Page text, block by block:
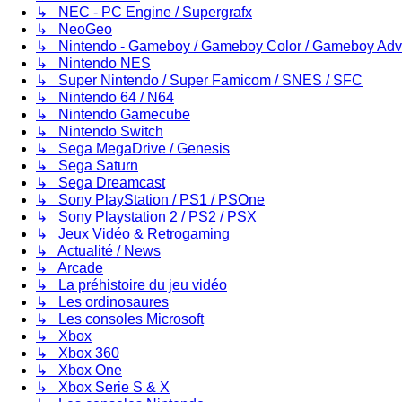
↳ NEC - PC Engine / Supergrafx
↳ NeoGeo
↳ Nintendo - Gameboy / Gameboy Color / Gameboy
↳ Nintendo NES
↳ Super Nintendo / Super Famicom / SNES / SFC
↳ Nintendo 64 / N64
↳ Nintendo Gamecube
↳ Nintendo Switch
↳ Sega MegaDrive / Genesis
↳ Sega Saturn
↳ Sega Dreamcast
↳ Sony PlayStation / PS1 / PSOne
↳ Sony Playstation 2 / PS2 / PSX
↳ Jeux Vidéo & Retrogaming
↳ Actualité / News
↳ Arcade
↳ La préhistoire du jeu vidéo
↳ Les ordinosaures
↳ Les consoles Microsoft
↳ Xbox
↳ Xbox 360
↳ Xbox One
↳ Xbox Serie S & X